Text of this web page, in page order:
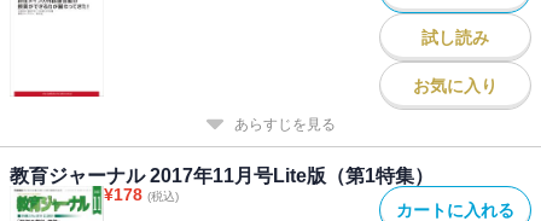
試し読み
お気に入り
あらすじを見る
教育ジャーナル 2017年11月号Lite版（第1特集）
¥178 (税込)
カートに入れる